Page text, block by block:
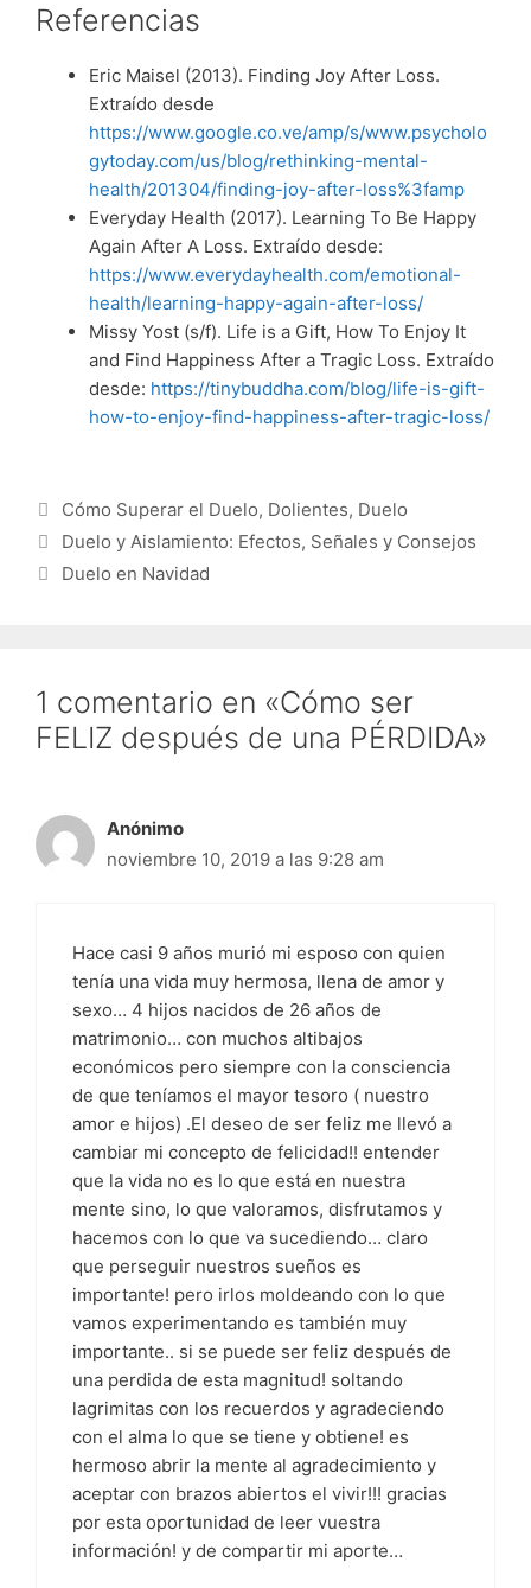
Referencias
Eric Maisel (2013). Finding Joy After Loss.
Extraído desde
https://www.google.co.ve/amp/s/www.psycholo
gytoday.com/us/blog/rethinking-mental-
health/201304/finding-joy-after-loss%3famp
Everyday Health (2017). Learning To Be Happy
Again After A Loss. Extraído desde:
https://www.everydayhealth.com/emotional-
health/learning-happy-again-after-loss/
Missy Yost (s/f). Life is a Gift, How To Enjoy It
and Find Happiness After a Tragic Loss. Extraído
desde: https://tinybuddha.com/blog/life-is-gift-
how-to-enjoy-find-happiness-after-tragic-loss/
Categorías
Cómo Superar el Duelo, Dolientes, Duelo
Duelo y Aislamiento: Efectos, Señales y Consejos
Duelo en Navidad
1 comentario en «Cómo ser
FELIZ después de una PÉRDIDA»
Anónimo
noviembre 10, 2019 a las 9:28 am
Hace casi 9 años murió mi esposo con quien
tenía una vida muy hermosa, llena de amor y
sexo… 4 hijos nacidos de 26 años de
matrimonio… con muchos altibajos
económicos pero siempre con la consciencia
de que teníamos el mayor tesoro ( nuestro
amor e hijos) .El deseo de ser feliz me llevó a
cambiar mi concepto de felicidad!! entender
que la vida no es lo que está en nuestra
mente sino, lo que valoramos, disfrutamos y
hacemos con lo que va sucediendo… claro
que perseguir nuestros sueños es
importante! pero irlos moldeando con lo que
vamos experimentando es también muy
importante.. si se puede ser feliz después de
una perdida de esta magnitud! soltando
lagrimitas con los recuerdos y agradeciendo
con el alma lo que se tiene y obtiene! es
hermoso abrir la mente al agradecimiento y
aceptar con brazos abiertos el vivir!!! gracias
por esta oportunidad de leer vuestra
información! y de compartir mi aporte…